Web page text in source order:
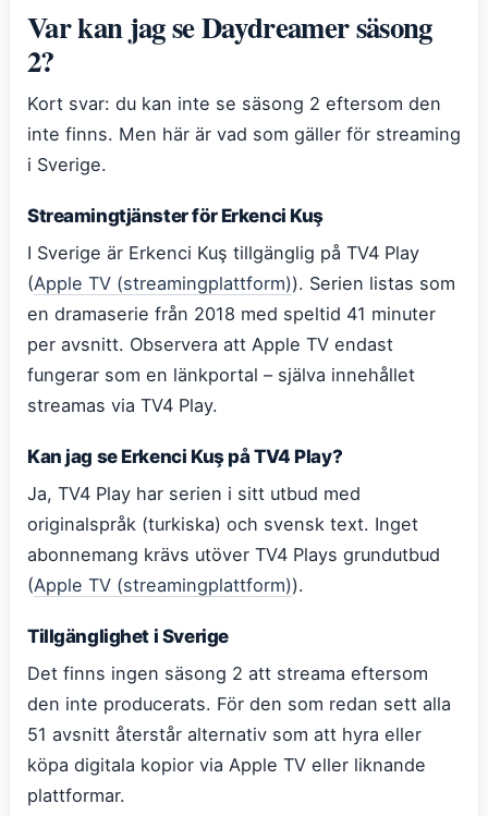
Var kan jag se Daydreamer säsong
2?
Kort svar: du kan inte se säsong 2 eftersom den
inte finns. Men här är vad som gäller för streaming
i Sverige.
Streamingtjänster för Erkenci Kuş
I Sverige är Erkenci Kuş tillgänglig på TV4 Play
(Apple TV (streamingplattform)). Serien listas som
en dramaserie från 2018 med speltid 41 minuter
per avsnitt. Observera att Apple TV endast
fungerar som en länkportal – själva innehållet
streamas via TV4 Play.
Kan jag se Erkenci Kuş på TV4 Play?
Ja, TV4 Play har serien i sitt utbud med
originalspråk (turkiska) och svensk text. Inget
abonnemang krävs utöver TV4 Plays grundutbud
(Apple TV (streamingplattform)).
Tillgänglighet i Sverige
Det finns ingen säsong 2 att streama eftersom
den inte producerats. För den som redan sett alla
51 avsnitt återstår alternativ som att hyra eller
köpa digitala kopior via Apple TV eller liknande
plattformar.